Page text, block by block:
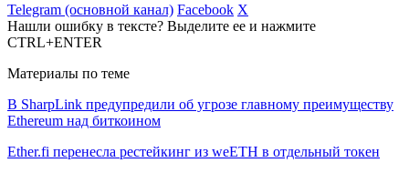
Telegram (основной канал) Facebook X
Нашли ошибку в тексте? Выделите ее и нажмите
CTRL+ENTER
Материалы по теме
В SharpLink предупредили об угрозе главному преимуществу
Ethereum над биткоином
Ether.fi перенесла рестейкинг из weETH в отдельный токен